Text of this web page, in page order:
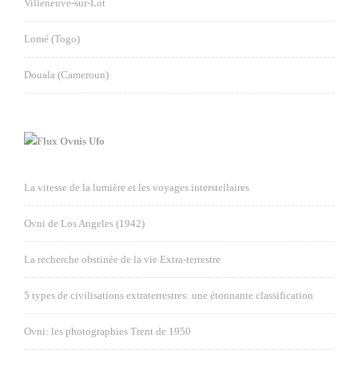
Villeneuve-sur-Lot
Lomé (Togo)
Douala (Cameroun)
Ovnis Ufo
La vitesse de la lumière et les voyages interstellaires
Ovni de Los Angeles (1942)
La recherche obstinée de la vie Extra-terrestre
5 types de civilisations extraterrestres: une étonnante classification
Ovni: les photographies Trent de 1950